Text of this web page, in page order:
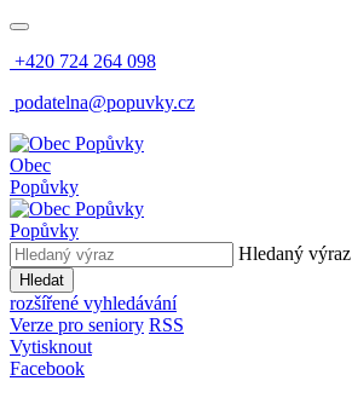
+420 724 264 098
podatelna@popuvky.cz
Obec
Popůvky
Popůvky
Hledaný výraz
Hledat
rozšířené vyhledávání
Verze pro seniory RSS
Vytisknout
Facebook